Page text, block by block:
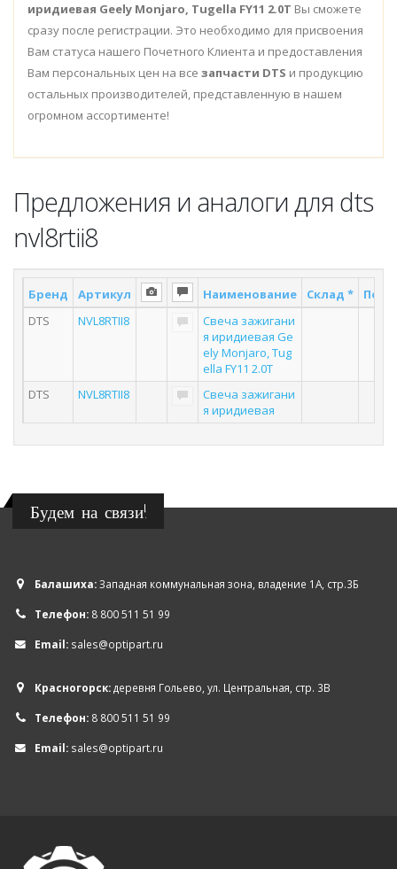
иридиевая Geely Monjaro, Tugella FY11 2.0T Вы сможете
сразу после регистрации. Это необходимо для присвоения
Вам статуса нашего Почетного Клиента и предоставления
Вам персональных цен на все запчасти DTS и продукцию
остальных производителей, представленную в нашем
огромном ассортименте!
Предложения и аналоги для dts
nvl8rtii8
Бренд Артикул Наименование Склад *
DTS
NVL8RTII8
Свеча зажигани
я иридиевая Ge
ely Monjaro, Tug
ella FY11 2.0T
DTS NVL8RTII8
Свеча зажигани
я иридиевая
Будем на связи!
Балашиха:Западная коммунальная зона, владение 1А, стр.3Б
Телефон: 8 800 511 51 99
Email: sales@optipart.ru
Красногорск:деревня Гольево, ул. Центральная, стр. 3В
Телефон: 8 800 511 51 99
Email: sales@optipart.ru